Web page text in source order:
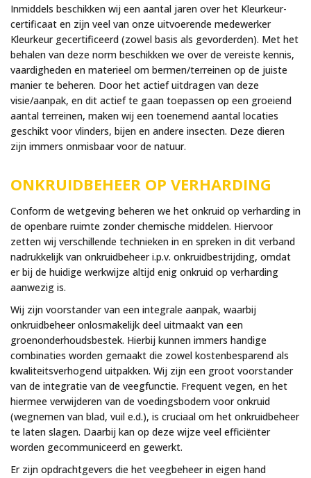
Inmiddels beschikken wij een aantal jaren over het Kleurkeur-
certificaat en zijn veel van onze uitvoerende medewerker
Kleurkeur gecertificeerd (zowel basis als gevorderden). Met het
behalen van deze norm beschikken we over de vereiste kennis,
vaardigheden en materieel om bermen/terreinen op de juiste
manier te beheren. Door het actief uitdragen van deze
visie/aanpak, en dit actief te gaan toepassen op een groeiend
aantal terreinen, maken wij een toenemend aantal locaties
geschikt voor vlinders, bijen en andere insecten. Deze dieren
zijn immers onmisbaar voor de natuur.
ONKRUIDBEHEER OP VERHARDING
Conform de wetgeving beheren we het onkruid op verharding in
de openbare ruimte zonder chemische middelen. Hiervoor
zetten wij verschillende technieken in en spreken in dit verband
nadrukkelijk van onkruidbeheer i.p.v. onkruidbestrijding, omdat
er bij de huidige werkwijze altijd enig onkruid op verharding
aanwezig is.
Wij zijn voorstander van een integrale aanpak, waarbij
onkruidbeheer onlosmakelijk deel uitmaakt van een
groenonderhoudsbestek. Hierbij kunnen immers handige
combinaties worden gemaakt die zowel kostenbesparend als
kwaliteitsverhogend uitpakken. Wij zijn een groot voorstander
van de integratie van de veegfunctie. Frequent vegen, en het
hiermee verwijderen van de voedingsbodem voor onkruid
(wegnemen van blad, vuil e.d.), is cruciaal om het onkruidbeheer
te laten slagen. Daarbij kan op deze wijze veel efficiënter
worden gecommuniceerd en gewerkt.
Er zijn opdrachtgevers die het veegbeheer in eigen hand